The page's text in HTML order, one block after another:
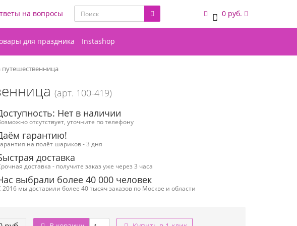
на вопросы 0 0 руб.
для праздника Instashop
(арт. 100-419)
Нет в наличии
отсутствует, уточните по телефону
гарантию!
на полёт шариков - 3 дня
доставка
доставка - получите заказ уже через 3 часа
выбрали более 40 000 человек
2016 мы доставили более 40 тысяч заказов по Москве и области